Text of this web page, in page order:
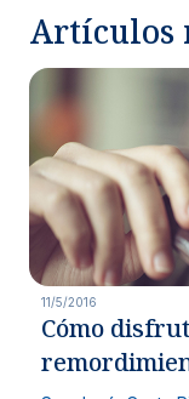
Artículos
11/5/2016
Cómo